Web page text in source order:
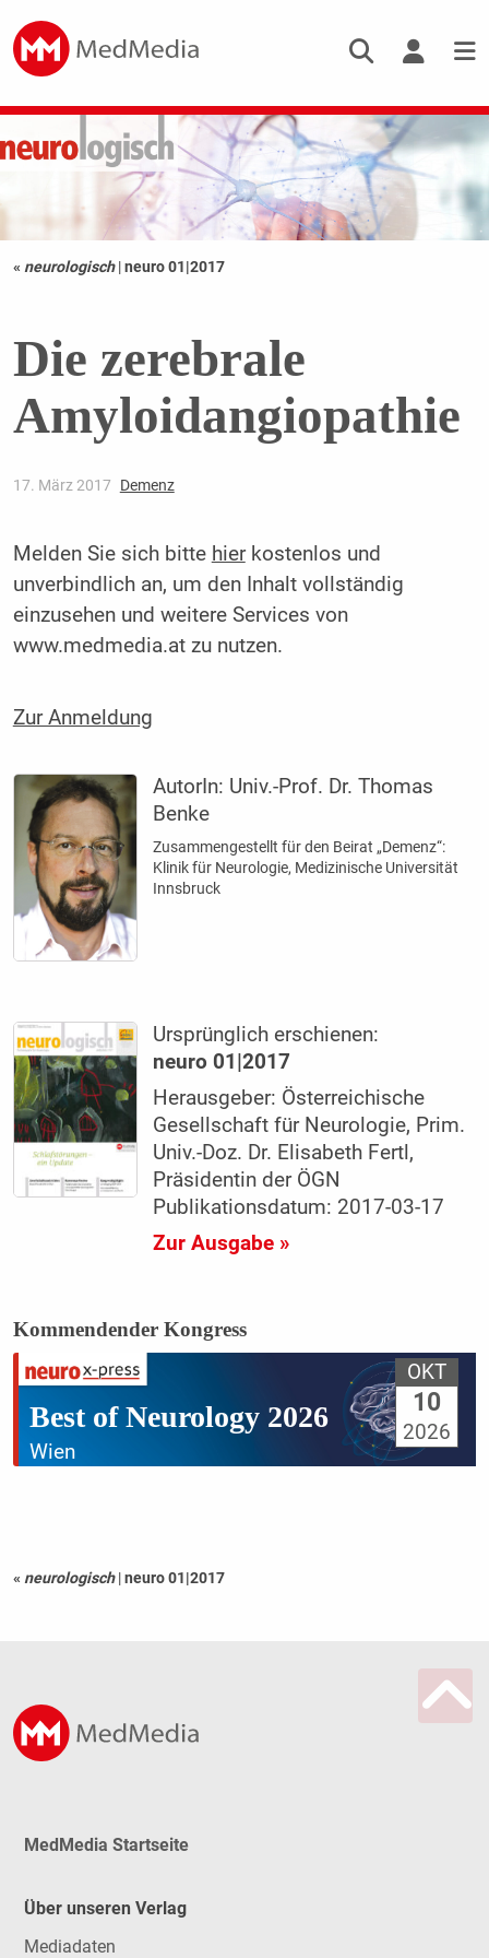
« neurologisch |neuro 01|2017
Die zerebrale
Amyloidangiopathie
17. März 2017 Demenz
Melden Sie sich bitte hierkostenlos und
unverbindlich an, um den Inhalt vollständig
einzusehen und weitere Services von
www.medmedia.at zu nutzen.
Zur Anmeldung
AutorIn: Univ.-Prof. Dr. Thomas
Benke
Zusammengestellt für den Beirat „Demenz“:
Klinik für Neurologie, Medizinische Universität
Innsbruck
Ursprünglich erschienen:
neuro 01|2017
Herausgeber: Österreichische
Gesellschaft für Neurologie, Prim.
Univ.-Doz. Dr. Elisabeth Fertl,
Präsidentin der ÖGN
Publikationsdatum: 2017-03-17
Zur Ausgabe »
Kommendender Kongress
Best of Neurology 2026
Wien
OKT
10
2026
« neurologisch |neuro 01|2017
MedMedia Startseite
Über unseren Verlag
Mediadaten